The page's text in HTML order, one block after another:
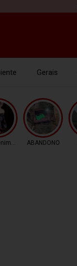
Gerais
ABANDONO